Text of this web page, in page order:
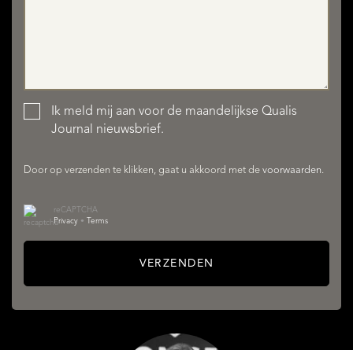
Ik meld mij aan voor de maandelijkse Qualis
Journal nieuwsbrief.
Door op verzenden te klikken, gaat u akkoord met de voorwaarden.
reCAPTCHA
Privacy • Terms
VERZENDEN